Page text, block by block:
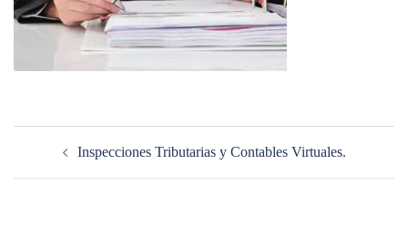
Inspecciones Tributarias y Contables Virtuales.